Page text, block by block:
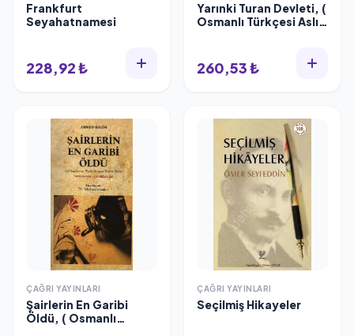
Frankfurt
Seyahatnamesi
228,92 ₺
Yarınki Turan Devleti, (
Osmanlı Türkçesi Aslı
260,53 ₺
ÇAĞRI YAYINLARI
Şairlerin En Garibi
Öldü, ( Osmanlı
ÇAĞRI YAYINLARI
Seçilmiş Hikayeler